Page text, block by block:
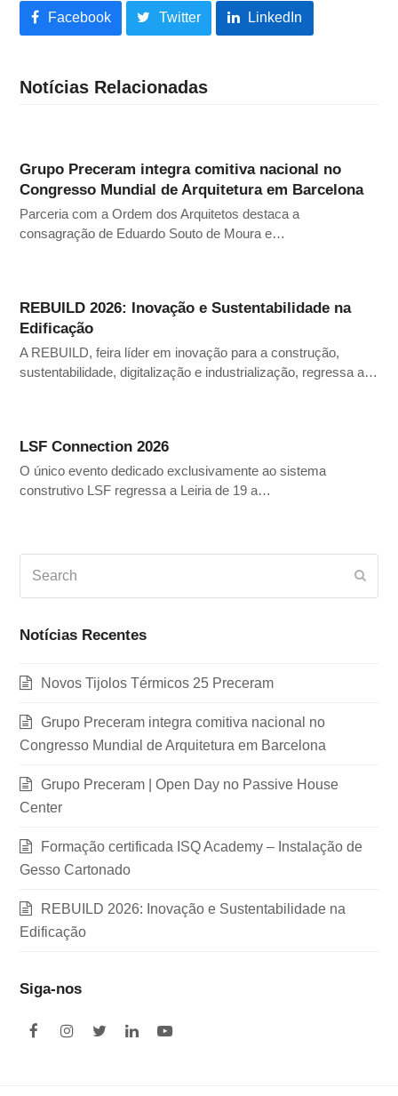
Facebook Twitter LinkedIn
Notícias Relacionadas
Grupo Preceram integra comitiva nacional no
Congresso Mundial de Arquitetura em Barcelona
Parceria com a Ordem dos Arquitetos destaca a
consagração de Eduardo Souto de Moura e…
REBUILD 2026: Inovação e Sustentabilidade na
Edificação
A REBUILD, feira líder em inovação para a construção,
sustentabilidade, digitalização e industrialização, regressa a…
LSF Connection 2026
O único evento dedicado exclusivamente ao sistema
construtivo LSF regressa a Leiria de 19 a…
Notícias Recentes
Novos Tijolos Térmicos 25 Preceram
Grupo Preceram integra comitiva nacional no
Congresso Mundial de Arquitetura em Barcelona
Grupo Preceram | Open Day no Passive House
Center
Formação certificada ISQ Academy – Instalação de
Gesso Cartonado
REBUILD 2026: Inovação e Sustentabilidade na
Edificação
Siga-nos
F
I
T
L
Y